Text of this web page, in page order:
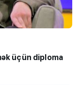
üçün diploma